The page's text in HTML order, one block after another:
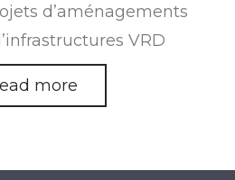
d’aménagements
VRD
more